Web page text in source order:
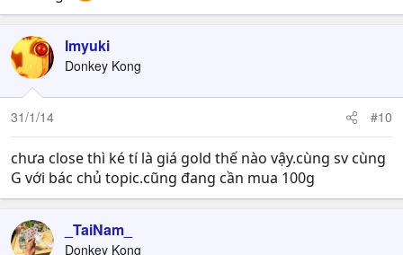
Imyuki
Donkey Kong
31/1/14 #10
chưa close thì ké tí là giá gold thế nào vậy.cùng sv cùng
G với bác chủ topic.cũng đang cần mua 100g
_TaiNam_
Donkey Kong